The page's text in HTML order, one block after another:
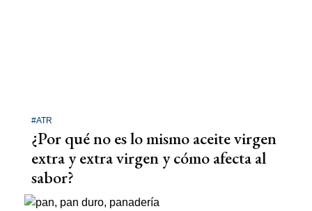
#ATR
¿Por qué no es lo mismo aceite virgen
extra y extra virgen y cómo afecta al
sabor?